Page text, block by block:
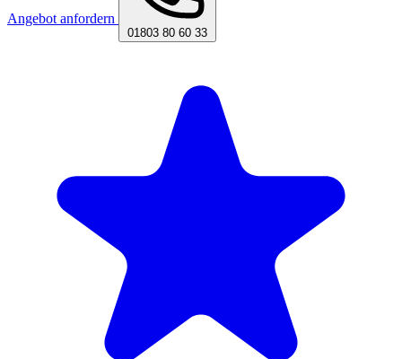
Angebot anfordern
01803 80 60 33